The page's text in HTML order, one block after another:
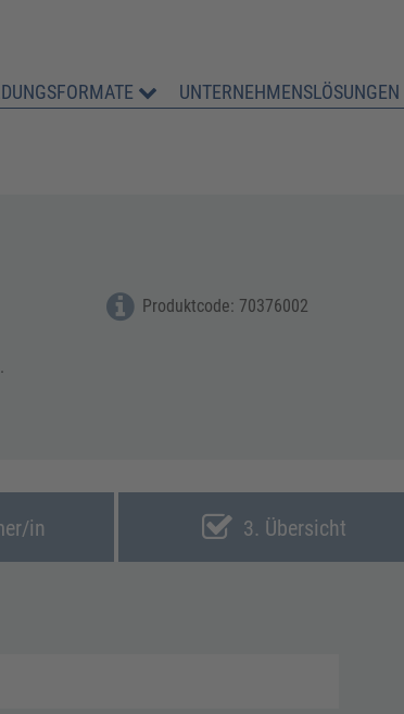
UNTERNEHMENSLÖSUNGEN
Produktcode: 70376002
in 3. Übersicht